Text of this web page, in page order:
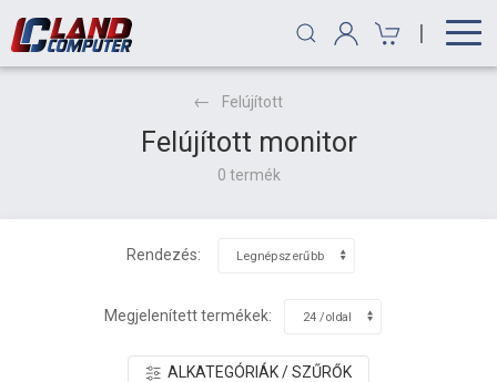
|
Felújított
Felújított monitor
0 termék
Rendezés:
Megjelenített termékek:
ALKATEGÓRIÁK / SZŰRŐK